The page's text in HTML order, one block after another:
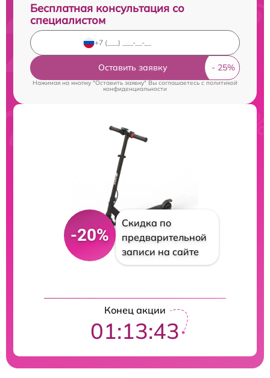
Бесплатная консультация со
специалистом
Оставить заявку
Нажимая на кнопку "Оставить заявку" Вы соглашаетесь cполитикой
конфиденциальности
-20%
Скидка по
предварительной
записи на сайте
Конец акции
01:13:42